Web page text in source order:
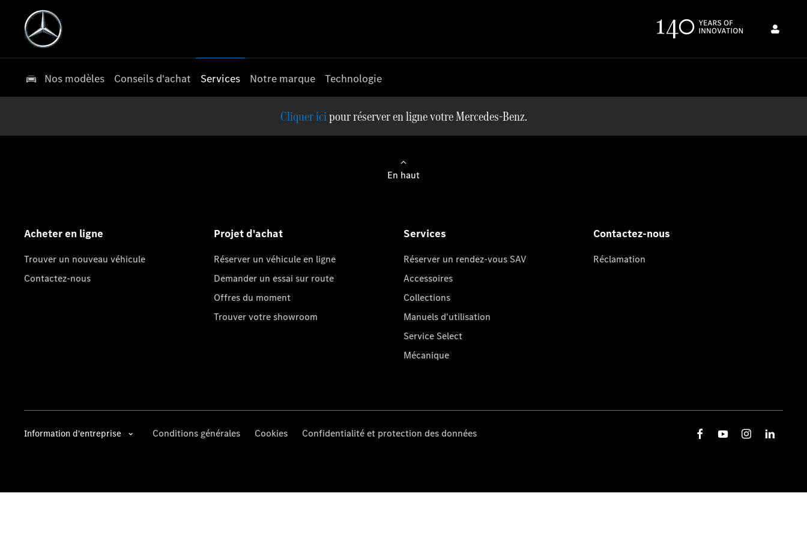
Nos modèles Conseils d'achat Services Notre marque Technologie
pour réserver en ligne votre Mercedes-Benz.
En haut
Acheter en ligne
Trouver un nouveau véhicule
Contactez-nous
Projet d'achat
Réserver un véhicule en ligne
Demander un essai sur route
Offres du moment
Trouver votre showroom
Services
Réserver un rendez-vous SAV
Accessoires
Collections
Manuels d'utilisation
Service Select
Mécanique
Contactez-nous
Réclamation
Information d'entreprise Conditions générales Cookies Confidentialité et protection des données